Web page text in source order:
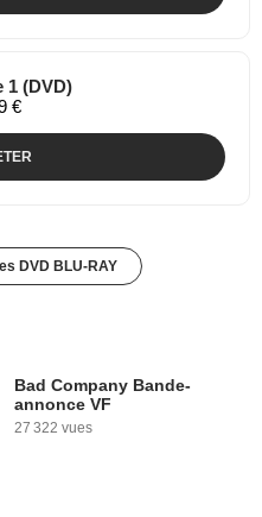
1 (DVD)
€
DVD BLU-RAY
Bad Company Bande-
annonce VF
27 322 vues